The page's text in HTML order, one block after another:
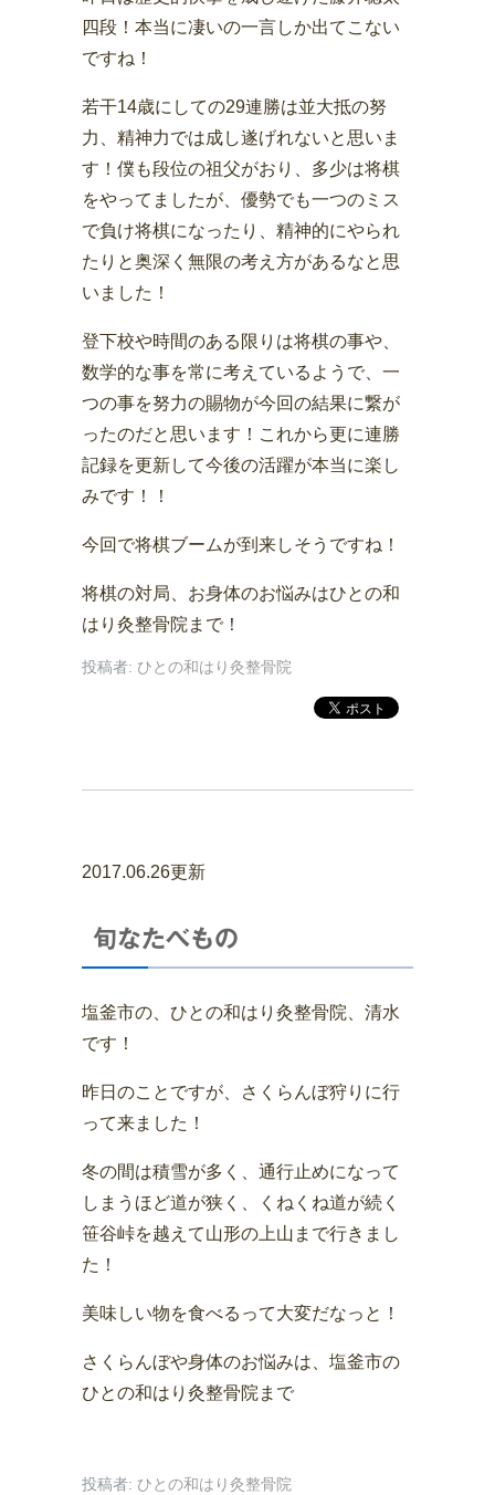
四段！本当に凄いの一言しか出てこない
ですね！
若干14歳にしての29連勝は並大抵の努
力、精神力では成し遂げれないと思いま
す！僕も段位の祖父がおり、多少は将棋
をやってましたが、優勢でも一つのミス
で負け将棋になったり、精神的にやられ
たりと奥深く無限の考え方があるなと思
いました！
登下校や時間のある限りは将棋の事や、
数学的な事を常に考えているようで、一
つの事を努力の賜物が今回の結果に繋が
ったのだと思います！これから更に連勝
記録を更新して今後の活躍が本当に楽し
みです！！
今回で将棋ブームが到来しそうですね！
将棋の対局、お身体のお悩みはひとの和
はり灸整骨院まで！
投稿者: ひとの和はり灸整骨院
2017.06.26更新
旬なたべもの
塩釜市の、ひとの和はり灸整骨院、清水
です！
昨日のことですが、さくらんぼ狩りに行
って来ました！
冬の間は積雪が多く、通行止めになって
しまうほど道が狭く、くねくね道が続く
笹谷峠を越えて山形の上山まで行きまし
た！
美味しい物を食べるって大変だなっと！
さくらんぼや身体のお悩みは、塩釜市の
ひとの和はり灸整骨院まで
投稿者: ひとの和はり灸整骨院